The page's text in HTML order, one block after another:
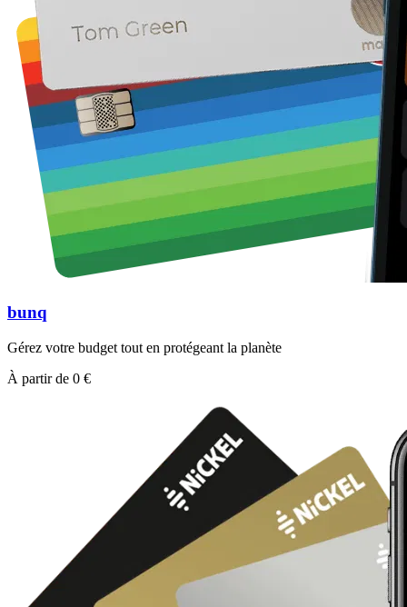
bunq
Gérez votre budget tout en protégeant la planète
À partir de 0 €